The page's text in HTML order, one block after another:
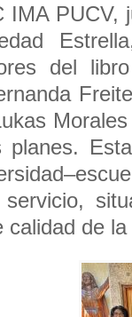
IMA PUCV,
del
calidad de